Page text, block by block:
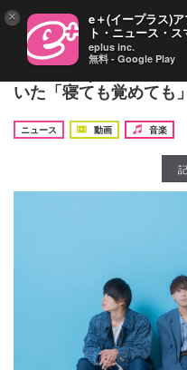
moon drop、田舎町で
いた「寝ても覚めても
ニュース
動画 音楽
× e＋(イープラス)
ト・ニュース・ス
eplus inc.
無料 - Google Play